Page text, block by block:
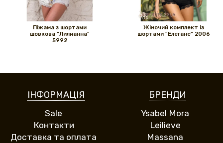
Піжама з шортами
шовкова "Лилианна"
5992
Жіночий комплект із
шортами "Елеганс" 2006
ІНФОРМАЦІЯ
Sale
Контакти
Доставка та оплата
БРЕНДИ
Ysabel Mora
Leilieve
Massana